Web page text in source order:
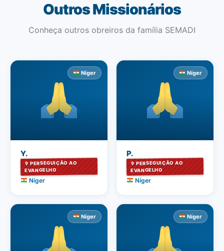
Outros Missionários
Conheça outros obreiros da família SEMADI
Níger
Y.
✞ PERSEGUIÇÃO AO
EVANGELHO
Níger
Níger
P.
✞ PERSEGUIÇÃO AO
EVANGELHO
Níger
Níger Níger